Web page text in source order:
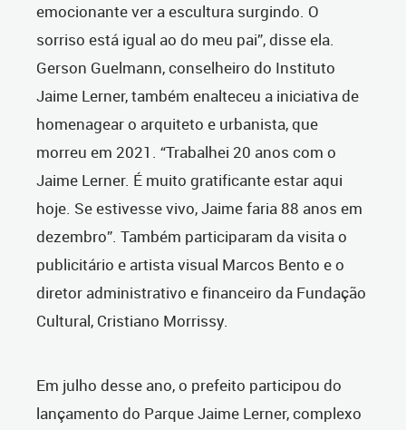
emocionante ver a escultura surgindo. O
sorriso está igual ao do meu pai”, disse ela.
Gerson Guelmann, conselheiro do Instituto
Jaime Lerner, também enalteceu a iniciativa de
homenagear o arquiteto e urbanista, que
morreu em 2021. “Trabalhei 20 anos com o
Jaime Lerner. É muito gratificante estar aqui
hoje. Se estivesse vivo, Jaime faria 88 anos em
dezembro”. Também participaram da visita o
publicitário e artista visual Marcos Bento e o
diretor administrativo e financeiro da Fundação
Cultural, Cristiano Morrissy.
Em julho desse ano, o prefeito participou do
lançamento do Parque Jaime Lerner, complexo